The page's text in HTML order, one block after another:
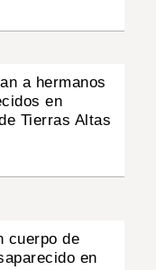
a hermanos
en
Tierras Altas
cuerpo de
en